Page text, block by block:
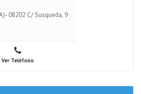
08202 C/ Susqueda, 9
Ver Teléfono